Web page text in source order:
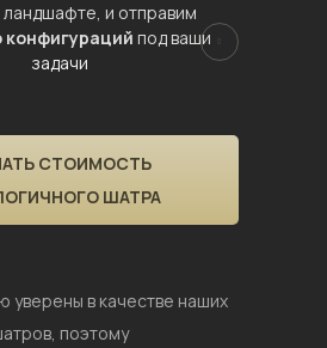
и отправим
конфигураций под ваши
задачи
СТОИМОСТЬ
ШАТРА
уверены в качестве наших
поэтому